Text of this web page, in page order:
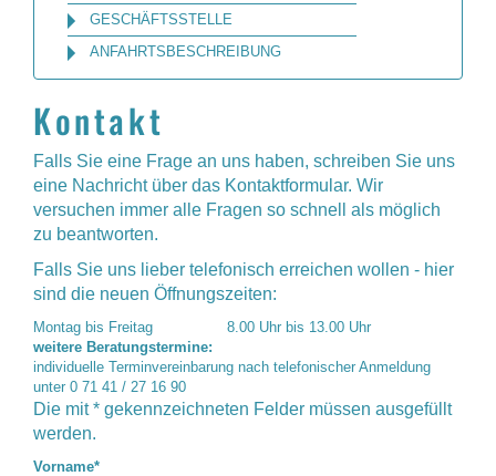
GESCHÄFTSSTELLE
ANFAHRTSBESCHREIBUNG
Kontakt
Falls Sie eine Frage an uns haben, schreiben Sie uns
eine Nachricht über das Kontaktformular. Wir
versuchen immer alle Fragen so schnell als möglich
zu beantworten.
Falls Sie uns lieber telefonisch erreichen wollen - hier
sind die neuen Öffnungszeiten:
Montag bis Freitag
8.00 Uhr bis 13.00 Uhr
weitere Beratungstermine:
individuelle Terminvereinbarung nach telefonischer Anmeldung
unter 0 71 41 / 27 16 90
Die mit * gekennzeichneten Felder müssen ausgefüllt
werden.
Vorname*